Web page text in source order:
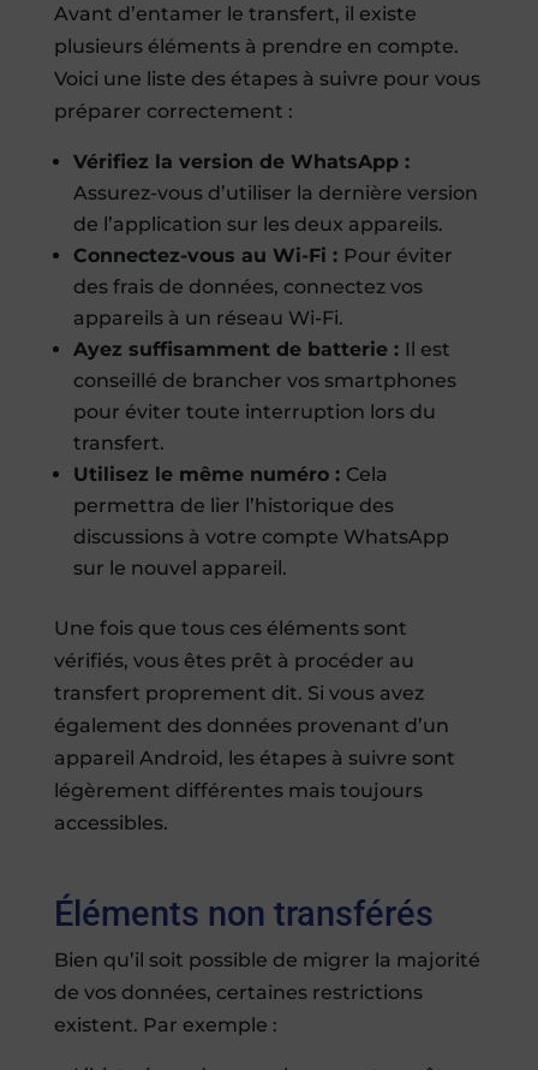
Avant d’entamer le transfert, il existe
plusieurs éléments à prendre en compte.
Voici une liste des étapes à suivre pour vous
préparer correctement :
Vérifiez la version de WhatsApp :
Assurez-vous d’utiliser la dernière version
de l’application sur les deux appareils.
Connectez-vous au Wi-Fi : Pour éviter
des frais de données, connectez vos
appareils à un réseau Wi-Fi.
Ayez suffisamment de batterie : Il est
conseillé de brancher vos smartphones
pour éviter toute interruption lors du
transfert.
Utilisez le même numéro : Cela
permettra de lier l’historique des
discussions à votre compte WhatsApp
sur le nouvel appareil.
Une fois que tous ces éléments sont
vérifiés, vous êtes prêt à procéder au
transfert proprement dit. Si vous avez
également des données provenant d’un
appareil Android, les étapes à suivre sont
légèrement différentes mais toujours
accessibles.
Éléments non transférés
Bien qu’il soit possible de migrer la majorité
de vos données, certaines restrictions
existent. Par exemple :